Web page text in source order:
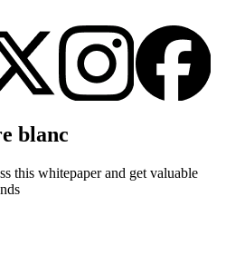
blanc
this whitepaper and get valuable